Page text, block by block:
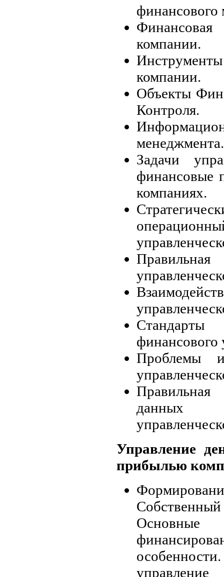
Финансовая
компании.
компании.
Объекты
Контроля.
менеджмента.
Задачи
финансовые
компаниях.
финансового
Проблемы
Управление
прибылью
управление